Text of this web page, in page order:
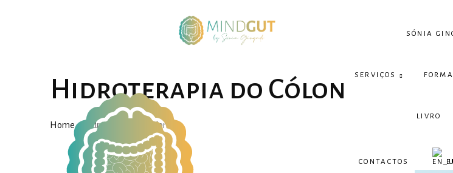
SÓNIA
SERVIÇOS
LIVRO
CONTACTOS
Hidroterapia do Cólon​
Home» Hidroterapia do Cólon​